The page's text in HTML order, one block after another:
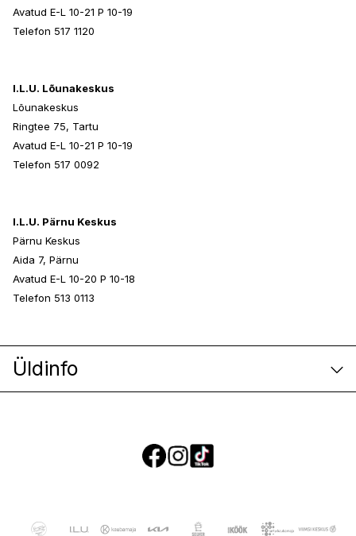
Avatud E-L 10-21 P 10-19
Telefon 517 1120
I.L.U. Lõunakeskus
Lõunakeskus
Ringtee 75, Tartu
Avatud E-L 10-21 P 10-19
Telefon 517 0092
I.L.U. Pärnu Keskus
Pärnu Keskus
Aida 7, Pärnu
Avatud E-L 10-20 P 10-18
Telefon 513 0113
Üldinfo